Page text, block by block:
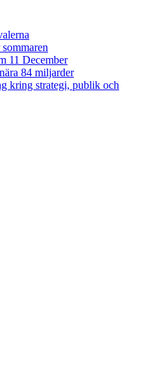
11 December
84 miljarder
kring strategi, publik och